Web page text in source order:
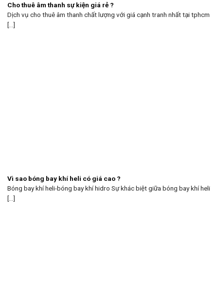
Cho thuê âm thanh sự kiện giá rẻ ?
Dịch vụ cho thuê âm thanh chất lượng với giá cạnh tranh nhất tại tphcm
[...]
Vì sao bóng bay khí heli có giá cao ?
Bóng bay khí heli-bóng bay khí hidro Sự khác biệt giữa bóng bay khí heli
[...]